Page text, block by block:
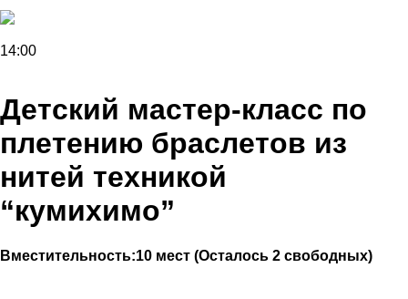
14:00
Детский мастер-класс по
плетению браслетов из
нитей техникой
“кумихимо”
Вместительность:10 мест (Осталось 2 свободных)